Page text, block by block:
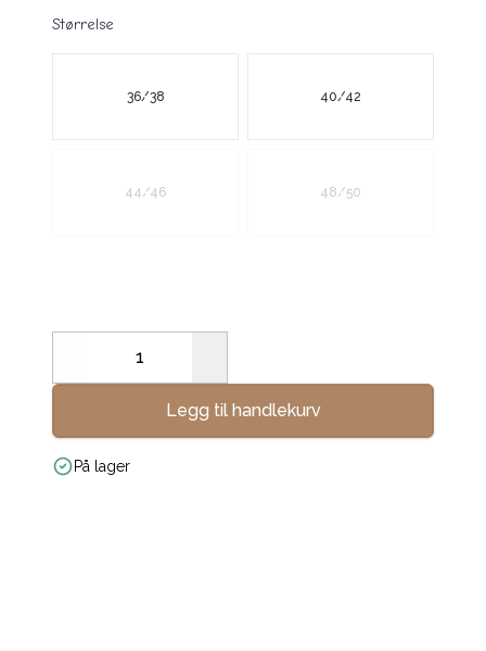
Størrelse
Velg en Størrelse
36/38 40/42
44/46 48/50
Decrease
Legg til handlekurv
På lager